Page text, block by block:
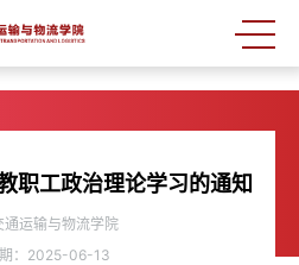
职工政治理论学习的通知
通运输与物流学院
：2025-06-13